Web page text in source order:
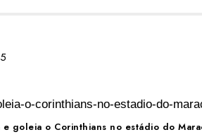
e goleia o Corinthians no estádio do